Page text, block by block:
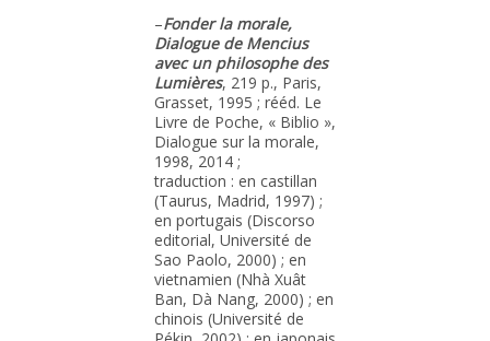
–Fonder la morale,
Dialogue de Mencius
avec un philosophe des
Lumières, 219 p., Paris,
Grasset, 1995 ; rééd. Le
Livre de Poche, « Biblio »,
Dialogue sur la morale,
1998, 2014 ;
traduction : en castillan
(Taurus, Madrid, 1997) ;
en portugais (Discorso
editorial, Université de
Sao Paolo, 2000) ; en
vietnamien (Nhà Xuât
Ban, Dà Nang, 2000) ; en
chinois (Université de